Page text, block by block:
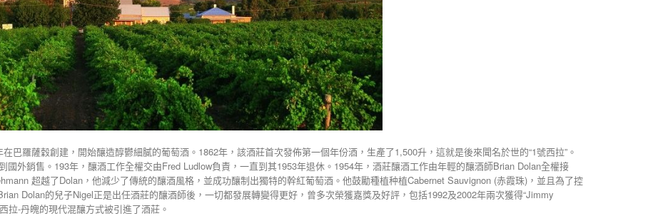
羅薩穀創建，開始釀造醇鬱細膩的葡萄酒。1862年，該酒莊首次發佈第一個年份酒，生產了1,500升，這就是後來聞名於世的“1號西拉”。
外銷售。193年，釀酒工作全權交由Fred Ludlow負責，一直到其1953年退休。1954年，酒莊釀酒工作由年輕的釀酒師Brian Dolan全權接
超越了Dolan，他減少了傳統的釀酒風格，並成功釀制出獨特的幹紅葡萄酒。他鼓勵種植种植Cabernet Sauvignon (赤霞珠)，並且為了控
Dolan的兒子Nigel正是出任酒莊的釀酒師後，一切都發展轉變得更好，曾多次榮獲嘉獎及好評，包括1992及2002年兩次獲得“Jimmy
拉-丹魄的現代混釀方式被引進了酒莊。